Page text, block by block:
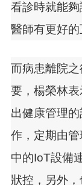
看診時就能
醫師有更好的
而病患離院
要，楊榮林
出健康管理
作，定期由
中的IoT設備
狀控，另外